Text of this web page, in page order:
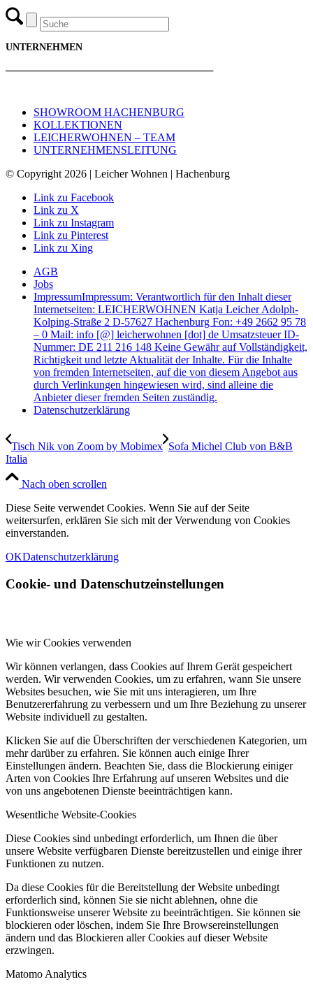
UNTERNEHMEN
───────────────────────────
SHOWROOM HACHENBURG
KOLLEKTIONEN
LEICHERWOHNEN – TEAM
UNTERNEHMENSLEITUNG
© Copyright 2026 | Leicher Wohnen | Hachenburg
Link zu Facebook
Link zu X
Link zu Instagram
Link zu Pinterest
Link zu Xing
AGB
Jobs
ImpressumImpressum: Verantwortlich für den Inhalt dieser
Internetseiten: LEICHERWOHNEN Katja Leicher Adolph-
Kolping-Straße 2 D-57627 Hachenburg Fon: +49 2662 95 78
– 0 Mail: info [@] leicherwohnen [dot] de Umsatzsteuer ID-
Nummer: DE 211 216 148 Keine Gewähr auf Vollständigkeit,
Richtigkeit und letzte Aktualität der Inhalte. Für die Inhalte
von fremden Internetseiten, auf die von diesem Angebot aus
durch Verlinkungen hingewiesen wird, sind alleine die
Anbieter dieser fremden Seiten zuständig.
Datenschutzerklärung
Tisch Nik von Zoom by Mobimex Sofa Michel Club von B&B
Italia
Nach oben scrollen
Diese Seite verwendet Cookies. Wenn Sie auf der Seite
weitersurfen, erklären Sie sich mit der Verwendung von Cookies
einverstanden.
OKDatenschutzerklärung
Cookie- und Datenschutzeinstellungen
Wie wir Cookies verwenden
Wir können verlangen, dass Cookies auf Ihrem Gerät gespeichert
werden. Wir verwenden Cookies, um zu erfahren, wann Sie unsere
Websites besuchen, wie Sie mit uns interagieren, um Ihre
Benutzererfahrung zu verbessern und um Ihre Beziehung zu unserer
Website individuell zu gestalten.
Klicken Sie auf die Überschriften der verschiedenen Kategorien, um
mehr darüber zu erfahren. Sie können auch einige Ihrer
Einstellungen ändern. Beachten Sie, dass die Blockierung einiger
Arten von Cookies Ihre Erfahrung auf unseren Websites und die
von uns angebotenen Dienste beeinträchtigen kann.
Wesentliche Website-Cookies
Diese Cookies sind unbedingt erforderlich, um Ihnen die über
unsere Website verfügbaren Dienste bereitzustellen und einige ihrer
Funktionen zu nutzen.
Da diese Cookies für die Bereitstellung der Website unbedingt
erforderlich sind, können Sie sie nicht ablehnen, ohne die
Funktionsweise unserer Website zu beeinträchtigen. Sie können sie
blockieren oder löschen, indem Sie Ihre Browsereinstellungen
ändern und das Blockieren aller Cookies auf dieser Website
erzwingen.
Matomo Analytics